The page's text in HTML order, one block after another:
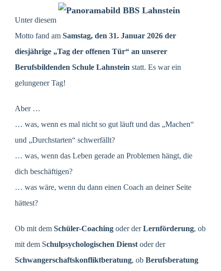
Unter diesem
Motto fand am Samstag, den 31. Januar 2026 der
diesjährige „Tag der offenen Tür“ an unserer
Berufsbildenden Schule Lahnstein statt. Es war ein
gelungener Tag!
Aber …
… was, wenn es mal nicht so gut läuft und das „Machen“
und „Durchstarten“ schwerfällt?
… was, wenn das Leben gerade an Problemen hängt, die
dich beschäftigen?
… was wäre, wenn du dann einen Coach an deiner Seite
hättest?
Ob mit dem Schüler-Coaching oder derLernförderung, ob
mit dem Schulpsychologischen Dienst oder der
Schwangerschaftskonfliktberatung, ob Berufsberatung